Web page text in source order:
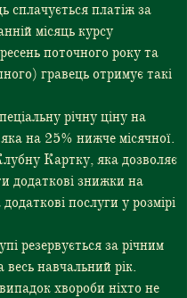
сплачується платіж за
місяць курсу
поточного року та
гравець отримує такі
річну ціну на
на 25% нижче місячної.
Картку, яка дозволяє
додаткові знижки на
послуги у розмірі
резервується за річним
весь навчальний рік.
хвороби ніхто не